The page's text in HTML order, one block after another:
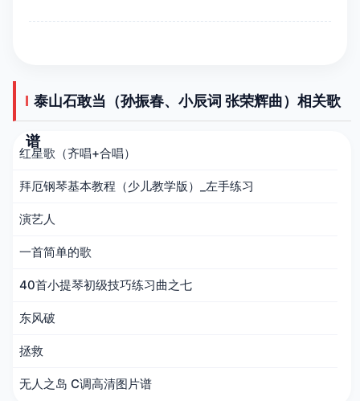
泰山石敢当（孙振春、小辰词 张荣辉曲）相关歌
谱
红星歌（齐唱+合唱）
拜厄钢琴基本教程（少儿教学版）_左手练习
演艺人
一首简单的歌
40首小提琴初级技巧练习曲之七
东风破
拯救
无人之岛 C调高清图片谱